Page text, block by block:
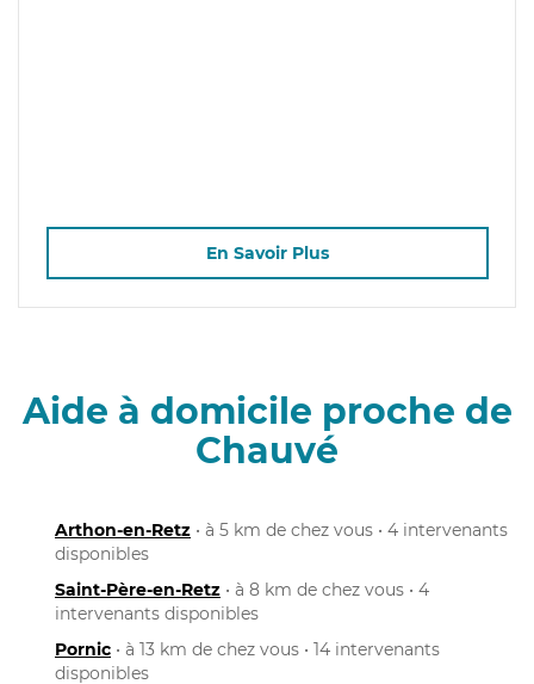
En Savoir Plus
Aide à domicile proche de
Chauvé
Arthon-en-Retz • à 5 km de chez vous • 4 intervenants
disponibles
Saint-Père-en-Retz • à 8 km de chez vous • 4
intervenants disponibles
Pornic • à 13 km de chez vous • 14 intervenants
disponibles